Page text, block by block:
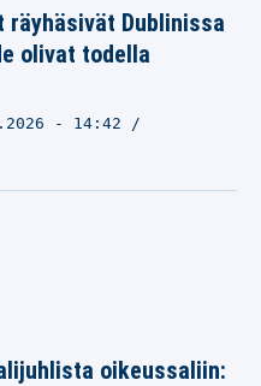
räyhäsivät Dublinissa
olivat todella
- 14:42
oikeussaliin: